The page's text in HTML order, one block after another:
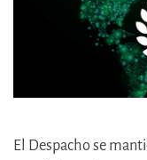
El Despacho se